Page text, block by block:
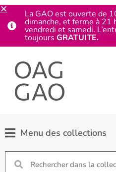
Menu des collections
La GAO est ouverte de
dimanche, et ferme à 21
vendredi et samedi.
toujours GRATUITE.